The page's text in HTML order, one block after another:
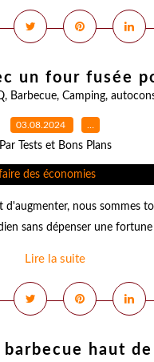
un four fusée
, Barbecue, Camping,
03.08.2024 …
Par Tests et Bons Plans
nous sommes
sans dépenser une fortune
Lire la suite
haut